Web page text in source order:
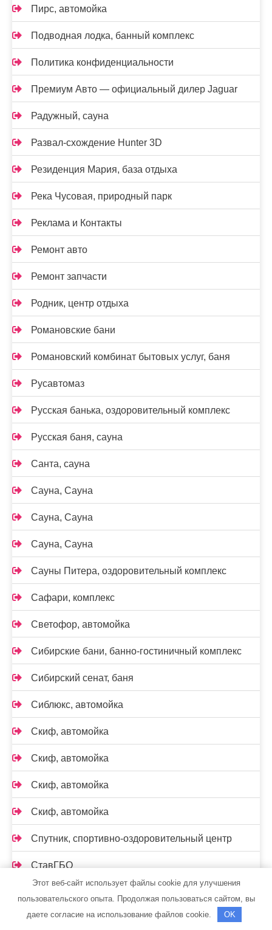
Пирс, автомойка
Подводная лодка, банный комплекс
Политика конфиденциальности
Премиум Авто — официальный дилер Jaguar
Радужный, сауна
Развал-схождение Hunter 3D
Резиденция Мария, база отдыха
Река Чусовая, природный парк
Реклама и Контакты
Ремонт авто
Ремонт запчасти
Родник, центр отдыха
Романовские бани
Романовский комбинат бытовых услуг, баня
Русавтомаз
Русская банька, оздоровительный комплекс
Русская баня, сауна
Санта, сауна
Сауна, Сауна
Сауна, Сауна
Сауна, Сауна
Сауны Питера, оздоровительный комплекс
Сафари, комплекс
Светофор, автомойка
Сибирские бани, банно-гостиничный комплекс
Сибирский сенат, баня
Сиблюкс, автомойка
Скиф, автомойка
Скиф, автомойка
Скиф, автомойка
Скиф, автомойка
Спутник, спортивно-оздоровительный центр
СтавГБО
СТО
Этот веб-сайт использует файлы cookie для улучшения
пользовательского опыта. Продолжая пользоваться сайтом, вы
даете согласие на использование файлов cookie.
OK